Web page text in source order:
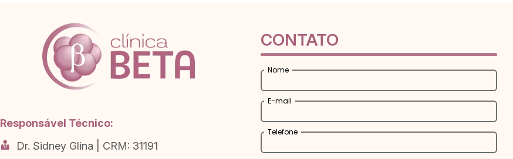
Responsável Técnico:
Dr. Sidney Glina | CRM: 31191
CONTATO
Nome
E-mail
Telefone